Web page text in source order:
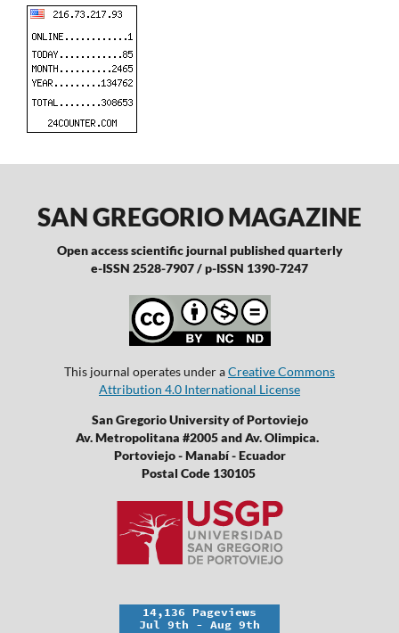
SAN GREGORIO MAGAZINE
Open access scientific journal published quarterly
e-ISSN 2528-7907 / p-ISSN 1390-7247
This journal operates under aCreative Commons
Attribution 4.0 International License
San Gregorio University of Portoviejo
Av. Metropolitana #2005 and Av. Olimpica.
Portoviejo - Manabí - Ecuador
Postal Code 130105